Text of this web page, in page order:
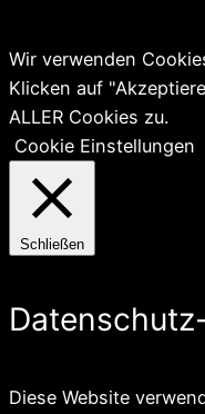
Wir verwenden
Klicken auf
ALLER Cookies zu.
Cookie Einstellungen
Schließen
Diese Website